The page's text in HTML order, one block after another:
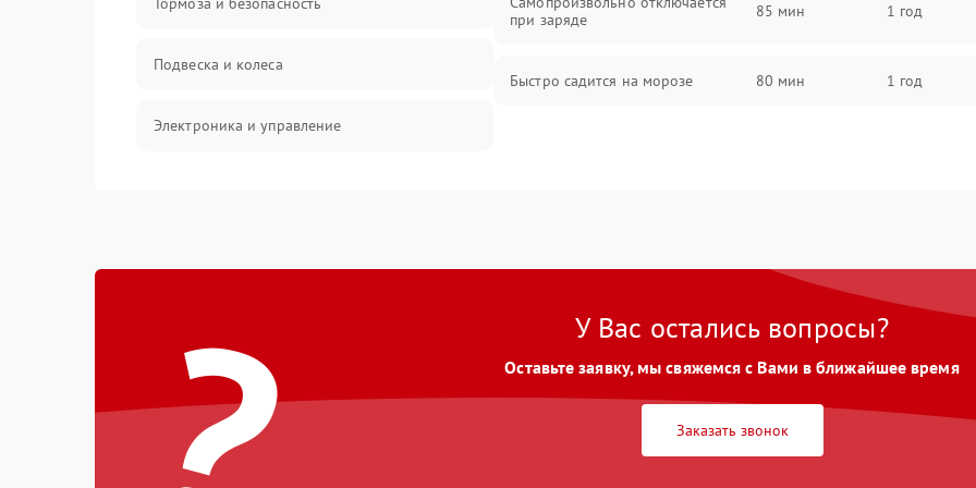
Подвеска и колеса
Электроника и управление
Батарея
Механические повреждения
при заряде
85 мин 1 год
Быстро садится на морозе 80 мин 1 год
У Вас остались вопросы?
Оставьте заявку, мы свяжемся с Вами в ближайшее время
Заказать звонок